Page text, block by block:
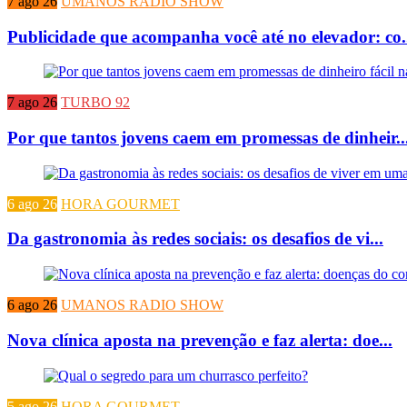
Publicidade que acompanha você até no elevador:
7 ago 26 TURBO 92
Por que tantos jovens caem em promessas de
6 ago 26 HORA GOURMET
Da gastronomia às redes sociais: os desafios de vi...
6 ago 26 UMANOS RADIO SHOW
Nova clínica aposta na prevenção e faz alerta: doe...